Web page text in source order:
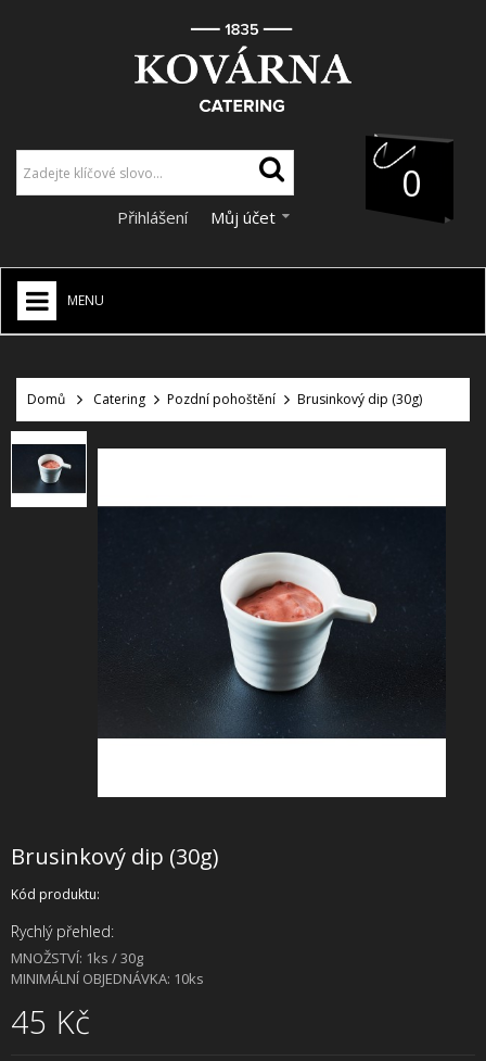
0
Přihlášení Můj účet
MENU
CATERING
VÝZDOBA A DEKORACE
SLUŽBY
Domů Catering Pozdní pohoštění Brusinkový dip (30g)
Brusinkový dip (30g)
Kód produktu:
Rychlý přehled:
MNOŽSTVÍ: 1ks / 30g
MINIMÁLNÍ OBJEDNÁVKA: 10ks
45 Kč